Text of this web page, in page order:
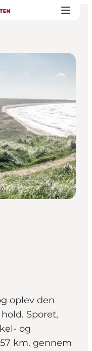
oplev den
Sporet,
og
km. gennem